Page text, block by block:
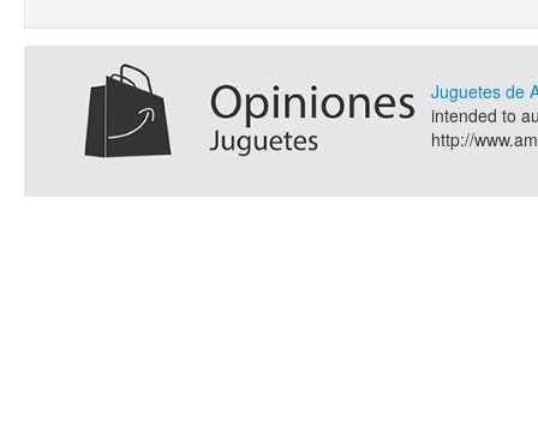
Juguetes de
intended to
http://